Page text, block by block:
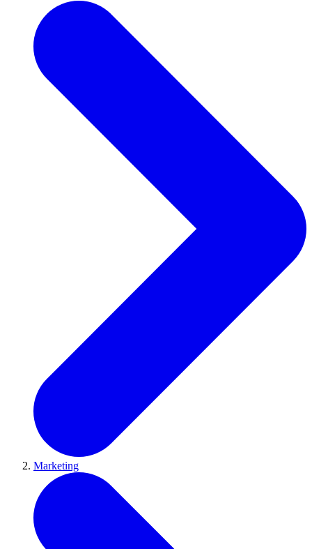
Marketing